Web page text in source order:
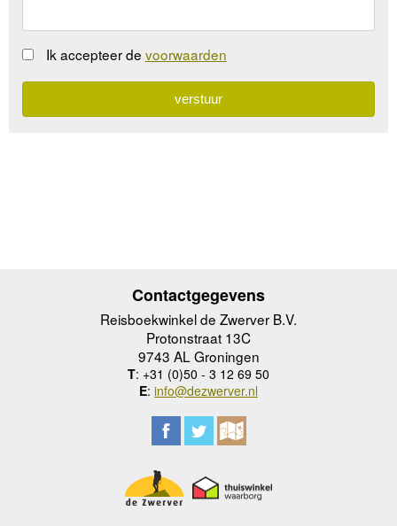
Ik accepteer de voorwaarden
Contactgegevens
Reisboekwinkel de Zwerver B.V.
Protonstraat 13C
9743 AL Groningen
T: +31 (0)50 - 3 12 69 50
E: info@dezwerver.nl